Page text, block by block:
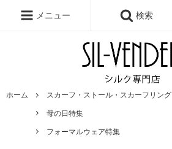
メニュー 検索
ホーム スカーフ・ストール・スカーフリング
母の日特集
フォーマルウェア特集